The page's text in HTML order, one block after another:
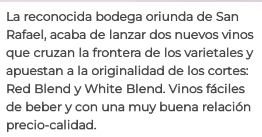
La reconocida bodega oriunda de San
Rafael, acaba de lanzar dos nuevos vinos
que cruzan la frontera de los varietales y
apuestan a la originalidad de los cortes:
Red Blend y White Blend. Vinos fáciles
de beber y con una muy buena relación
precio-calidad.